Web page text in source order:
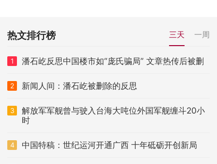
热文排行榜 三天 一周
1 潘石屹反思中国楼市如“庞氏骗局” 文章热传后被删
2 新闻人间：潘石屹被删除的反思
3
解放军军舰曾与驶入台海大吨位外国军舰缠斗20小
时
4 中国特稿：世纪运河开通广西 十年砥砺开创新局